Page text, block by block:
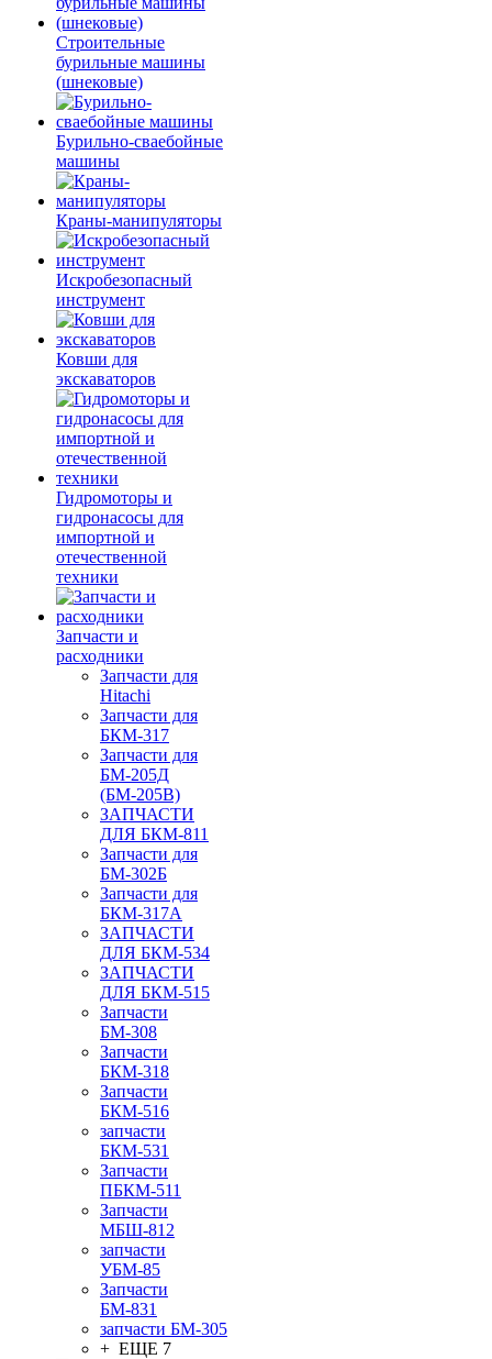
Строительные
бурильные машины
(шнековые)
Бурильно-сваебойные
машины
Краны-манипуляторы
Искробезопасный
инструмент
Ковши для
экскаваторов
Гидромоторы и
гидронасосы для
импортной и
отечественной
техники
Запчасти и
расходники
Запчасти для
Hitachi
Запчасти для
БКМ-317
Запчасти для
БМ-205Д
(БМ-205В)
ЗАПЧАСТИ
ДЛЯ БКМ-811
Запчасти для
БМ-302Б
Запчасти для
БКМ-317А
ЗАПЧАСТИ
ДЛЯ БКМ-534
ЗАПЧАСТИ
ДЛЯ БКМ-515
Запчасти
БМ-308
Запчасти
БКМ-318
Запчасти
БКМ-516
запчасти
БКМ-531
Запчасти
ПБКМ-511
Запчасти
МБШ-812
запчасти
УБМ-85
Запчасти
БМ-831
запчасти БМ-305
+ ЕЩЕ 7